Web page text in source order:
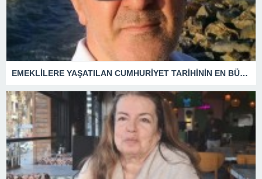
EMEKLİLERE YAŞATILAN CUMHURİYET TARİHİNİN EN BÜYÜK ZULMÜNÜN DERİN ANALİZİ !